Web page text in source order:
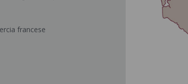
francese